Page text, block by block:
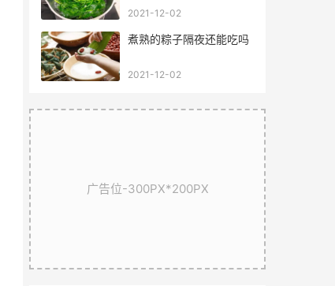
2021-12-02
煮熟的粽子隔夜还能吃吗
2021-12-02
广告位-300PX*200PX